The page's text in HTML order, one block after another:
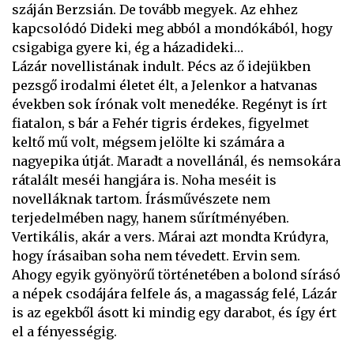
száján Berzsián. De tovább megyek. Az ehhez
kapcsolódó Dideki meg abból a mondókából, hogy
csigabiga gyere ki, ég a házadideki…
Lázár novellistának indult. Pécs az ő idejükben
pezsgő irodalmi életet élt, a Jelenkor a hatvanas
években sok írónak volt menedéke. Regényt is írt
fiatalon, s bár a Fehér tigris érdekes, figyelmet
keltő mű volt, mégsem jelölte ki számára a
nagyepika útját. Maradt a novellánál, és nemsokára
rátalált meséi hangjára is. Noha meséit is
novelláknak tartom. Írásművészete nem
terjedelmében nagy, hanem sűrítményében.
Vertikális, akár a vers. Márai azt mondta Krúdyra,
hogy írásaiban soha nem tévedett. Ervin sem.
Ahogy egyik gyönyörű történetében a bolond sírásó
a népek csodájára felfele ás, a magasság felé, Lázár
is az egekből ásott ki mindig egy darabot, és így ért
el a fényességig.